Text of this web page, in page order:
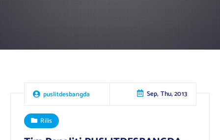
puslitdesbangda Sep, Thu, 2013
Rilis